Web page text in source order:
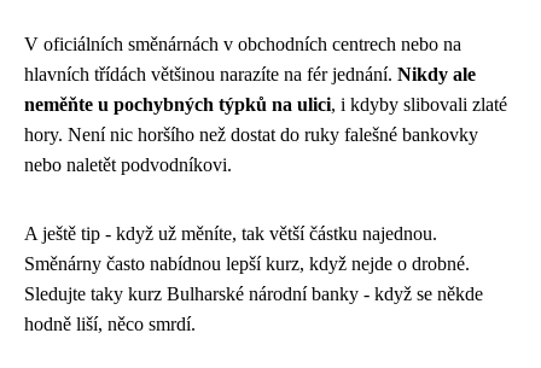
V oficiálních směnárnách v obchodních centrech nebo na
hlavních třídách většinou narazíte na fér jednání. Nikdy ale
neměňte u pochybných týpků na ulici, i kdyby slibovali zlaté
hory. Není nic horšího než dostat do ruky falešné bankovky
nebo naletět podvodníkovi.
A ještě tip - když už měníte, tak větší částku najednou.
Směnárny často nabídnou lepší kurz, když nejde o drobné.
Sledujte taky kurz Bulharské národní banky - když se někde
hodně liší, něco smrdí.